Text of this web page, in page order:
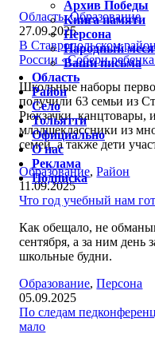
Область,Образование
27.09.2025
В Ставропольском
России «Собери
Школьные наборы
получили 63 семьи из
Рюкзачки, канцтовары,
младшеклассники из
семей, а также дети
Образование,Район
11.09.2025
Что год учебный нам
Как обещало, не
сентября, а за ним день
школьные будни.
Образование,Персона
05.09.2025
По следам
мало
Архив Победы
Книга памяти
Персона
Народный
Ваши письма
Область
Район
Село
Тольятти
Официально
О нас
Реклама
Подписка